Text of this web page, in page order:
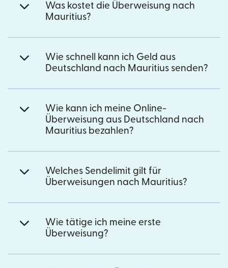
Was kostet die Überweisung nach
Mauritius?
Wie schnell kann ich Geld aus
Deutschland nach Mauritius senden?
Wie kann ich meine Online-
Überweisung aus Deutschland nach
Mauritius bezahlen?
Welches Sendelimit gilt für
Überweisungen nach Mauritius?
Wie tätige ich meine erste
Überweisung?